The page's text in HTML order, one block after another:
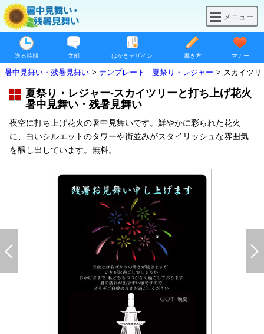
メニュー
送る時期 文例 はがきデザイン 書き方 マナー
暑中見舞い・残暑見舞い テンプレート - 夏祭り・レジャー スカイツ
夏祭り・レジャー-スカイツリーと打ち上げ花火
暑中見舞い・残暑見舞い
夜空に打ち上げ花火の暑中見舞いです。鮮やかに彩られた花火
に、白いシルエットのタワーや街並みがスタイリッシュな雰囲気
を醸し出しています。無料。